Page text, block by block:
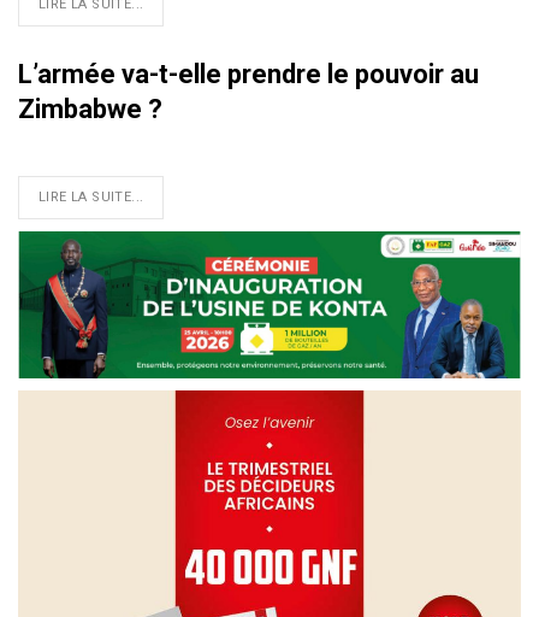
LIRE LA SUITE...
L’armée va-t-elle prendre le pouvoir au
Zimbabwe ?
LIRE LA SUITE...